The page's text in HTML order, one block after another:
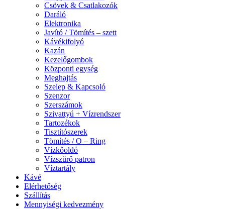
Csövek & Csatlakozók
Daráló
Elektronika
Javító / Tömítés – szett
Kávékifolyó
Kazán
Kezelőgombok
Központi egység
Meghajtás
Szelep & Kapcsoló
Szenzor
Szerszámok
Szivattyú + Vízrendszer
Tartozékok
Tisztítószerek
Tömítés / O – Ring
Vízkőoldó
Vízszűrő patron
Víztartály
Kávé
Elérhetőség
Szállítás
Mennyiségi kedvezmény